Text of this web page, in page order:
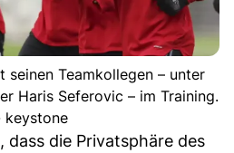
seinen Teamkollegen – unter
Haris Seferovic – im Training.
keystone
, dass die Privatsphäre des